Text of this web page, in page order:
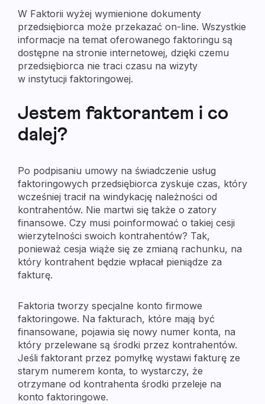
W Faktorii wyżej wymienione dokumenty
przedsiębiorca może przekazać on-line. Wszystkie
informacje na temat oferowanego faktoringu są
dostępne na stronie internetowej, dzięki czemu
przedsiębiorca nie traci czasu na wizyty
w instytucji faktoringowej.
Jestem faktorantem i co
dalej?
Po podpisaniu umowy na świadczenie usług
faktoringowych przedsiębiorca zyskuje czas, który
wcześniej tracił na windykację należności od
kontrahentów. Nie martwi się także o zatory
finansowe. Czy musi poinformować o takiej cesji
wierzytelności swoich kontrahentów? Tak,
ponieważ cesja wiąże się ze zmianą rachunku, na
który kontrahent będzie wpłacał pieniądze za
fakturę.
Faktoria tworzy specjalne konto firmowe
faktoringowe. Na fakturach, które mają być
finansowane, pojawia się nowy numer konta, na
który przelewane są środki przez kontrahentów.
Jeśli faktorant przez pomyłkę wystawi fakturę ze
starym numerem konta, to wystarczy, że
otrzymane od kontrahenta środki przeleje na
konto faktoringowe.